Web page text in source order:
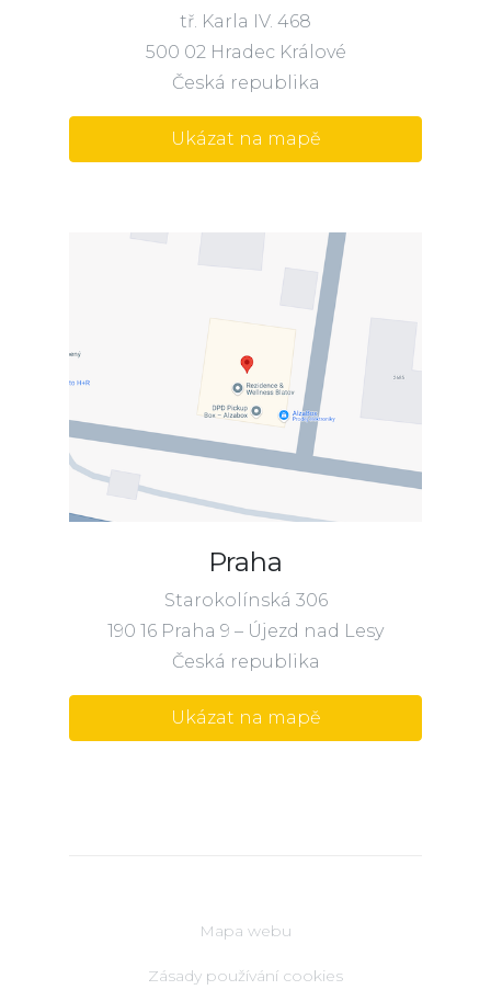
tř. Karla IV. 468
500 02 Hradec Králové
Česká republika
Ukázat na mapě
Praha
Starokolínská 306
190 16 Praha 9 – Újezd nad Lesy
Česká republika
Ukázat na mapě
Mapa webu
Zásady používání cookies